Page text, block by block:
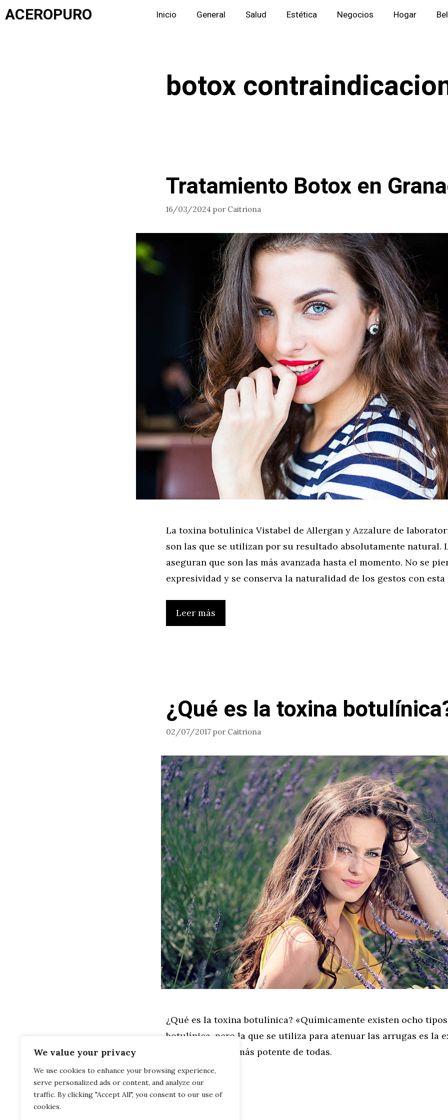
We value your privacy
We use cookies to enhance your browsing experience,
serve personalized ads or content, and analyze our
traffic. By clicking "Accept All", you consent to our use of
cookies.
Saltar
alACEROPURO Inicio General Salud Estética Negocios Hogar
botox
Tratamiento Botox en
16/03/2024 por Caitriona
La toxina botulínica Vistabel de Allergan y Azzalure de
son las que se utilizan por su resultado absolutamente natural.
aseguran que son las más avanzada hasta el momento. No se
expresividad y se conserva la naturalidad de los gestos con esta
Leer más
¿Qué es la toxina
02/07/2017 por Caitriona
¿Qué es la toxina botulínica? «Químicamente existen ocho
botulínica, pero la que se utiliza para atenuar las arrugas es la
tipo A, que es la más potente de todas.
Leer más